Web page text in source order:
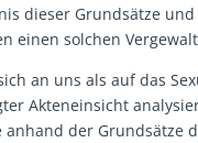
dieser Grundsätze
einen solchen
an uns als auf das
Akteneinsicht
der Grundsätze